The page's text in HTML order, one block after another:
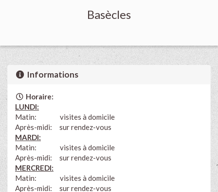
Basècles
Informations
Horaire:
LUNDI:
Matin: visites à domicile
Après-midi: sur rendez-vous
MARDI:
Matin: visites à domicile
Après-midi: sur rendez-vous
MERCREDI:
Matin:
visites à domicile
Après-midi: sur rendez-vous